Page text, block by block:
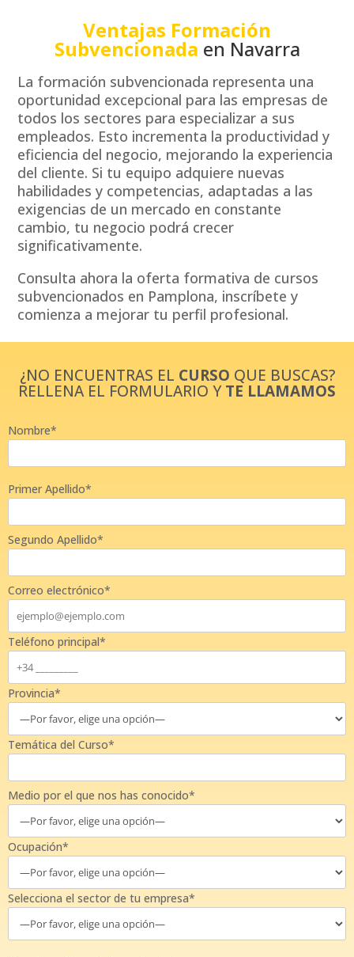
Ventajas Formación
Subvencionada en Navarra
La formación subvencionada representa una
oportunidad excepcional para las empresas de
todos los sectores para especializar a sus
empleados. Esto incrementa la productividad y
eficiencia del negocio, mejorando la experiencia
del cliente. Si tu equipo adquiere nuevas
habilidades y competencias, adaptadas a las
exigencias de un mercado en constante
cambio, tu negocio podrá crecer
significativamente.
Consulta ahora la oferta formativa de cursos
subvencionados en Pamplona, inscríbete y
comienza a mejorar tu perfil profesional.
¿NO ENCUENTRAS EL CURSO QUE BUSCAS?
RELLENA EL FORMULARIO YTE LLAMAMOS
Nombre*
Primer Apellido*
Segundo Apellido*
Correo electrónico*
Teléfono principal*
Provincia*
Temática del Curso*
Medio por el que nos has conocido*
Ocupación*
Selecciona el sector de tu empresa*